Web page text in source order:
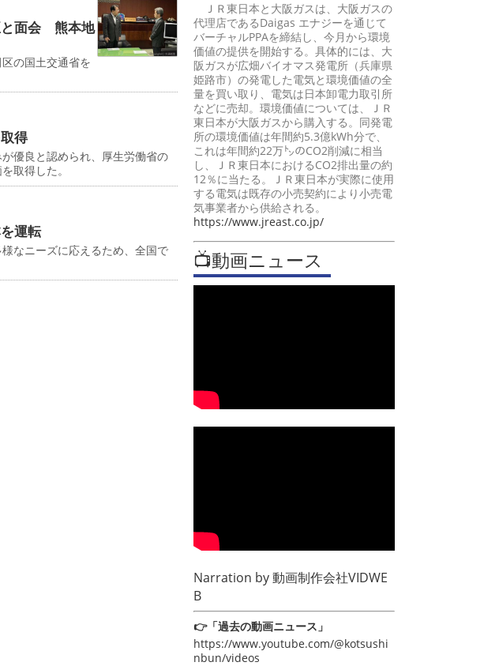
と面会 熊本地
の国土交通省を
得
優良と認められ、厚生労働省の
取得した。
運転
なニーズに応えるため、全国で
ＪＲ東日本と大阪ガスは、大阪ガスの
代理店であるDaigas エナジーを通じて
バーチャルPPAを締結し、今月から環境
価値の提供を開始する。具体的には、大
阪ガスが広畑バイオマス発電所（兵庫県
姫路市）の発電した電気と環境価値の全
量を買い取り、電気は日本卸電力取引所
などに売却。環境価値については、ＪＲ
東日本が大阪ガスから購入する。同発電
所の環境価値は年間約5.3億kWh分で、
これは年間約22万㌧のCO2削減に相当
し、ＪＲ東日本におけるCO2排出量の約
12％に当たる。ＪＲ東日本が実際に使用
する電気は既存の小売契約により小売電
気事業者から供給される。
https://www.jreast.co.jp/
📺動画ニュース
Narration by動画制作会社VIDWE
B
👉「過去の動画ニュース」
https://www.youtube.com/@kotsushi
nbun/videos